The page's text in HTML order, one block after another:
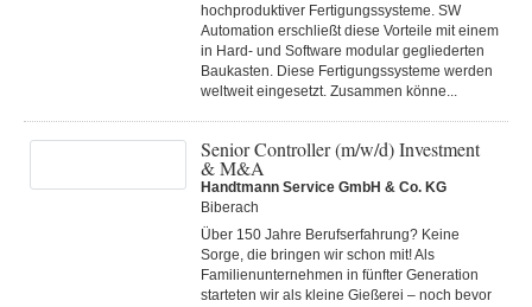
hochproduktiver Fertigungssysteme. SW
Automation erschließt diese Vorteile mit einem
in Hard- und Software modular gegliederten
Baukasten. Diese Fertigungs­systeme werden
weltweit eingesetzt. Zusammen könne...
Senior Controller (m/w/d) Investment
& M&A
Handtmann Service GmbH & Co. KG
Biberach
Über 150 Jahre Berufserfahrung? Keine
Sorge, die bringen wir schon mit! Als
Familienunternehmen in fünfter Generation
starteten wir als kleine Gießerei – noch bevor